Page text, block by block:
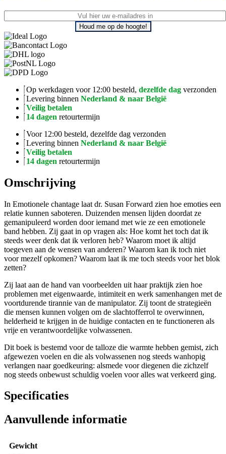
Houd me op de hoogte!
Op werkdagen voor 12:00 besteld, dezelfde dag verzonden
Levering binnen Nederland & naar België
Veilig betalen
14 dagen retourtermijn
Voor 12:00 besteld, dezelfde dag verzonden
Levering binnen Nederland & naar België
Veilig betalen
14 dagen retourtermijn
Omschrijving
In Emotionele chantage laat dr. Susan Forward zien hoe emoties een
relatie kunnen saboteren. Duizenden mensen lijden doordat ze
gemanipuleerd worden door iemand met wie ze een emotionele
band hebben. Zij gaat in op vragen als: Hoe komt het toch dat ik
steeds weer denk dat ik verloren heb? Waarom moet ik altijd
toegeven aan de wensen van anderen? Waarom kan ik toch niet
voor mezelf opkomen? Waarom laat ik me toch steeds voor het blok
zetten?
Zij laat aan de hand van voorbeelden uit haar praktijk zien hoe
problemen met eigenwaarde, intimiteit en werk samenhangen met de
voortdurende tirannie van de manipulator. Zij toont de strategieën
die mensen kunnen volgen om de slachtofferrol te overwinnen,
helderheid te krijgen in de huidige contacten en te functioneren als
vrije en verantwoordelijke volwassenen.
Dit boek is bestemd voor de talloze die warmte hebben gemist, zich
afgewezen voelen en die als volwassenen nog steeds wanhopig
verlangen naar goedkeuring: alsmede voor diegenen die zichzelf
nog steeds onbewust schuldig voelen voor alles wat verkeerd ging.
Specificaties
Aanvullende informatie
Gewicht